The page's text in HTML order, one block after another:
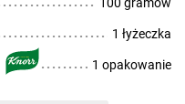
1 łyżeczka
1 opakowanie